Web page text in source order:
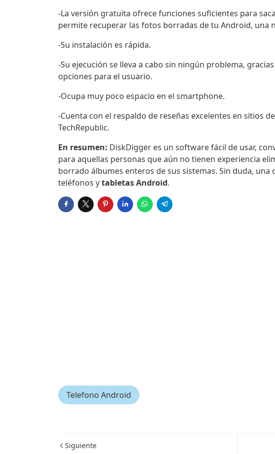
-La versión gratuita ofrece funciones suficientes para
permite recuperar las fotos borradas de tu Android, una
-Su instalación es rápida.
-Su ejecución se lleva a cabo sin ningún problema,
opciones para el usuario.
-Ocupa muy poco espacio en el smartphone.
-Cuenta con el respaldo de reseñas excelentes en sitios
TechRepublic.
En resumen: DiskDigger es un software fácil de usar,
para aquellas personas que aún no tienen experiencia
borrado álbumes enteros de sus sistemas. Sin duda, una
teléfonos ytabletas Android.
Telefono Android
Siguiente